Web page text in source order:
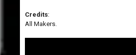
Credits:
All Makers.